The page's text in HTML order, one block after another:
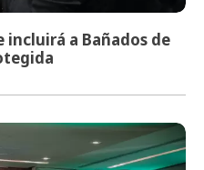
a Bañados de